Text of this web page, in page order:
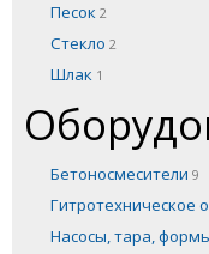
Песок 2
Стекло 2
Шлак 1
Бетоносмесители 9
Гитротехническое
Насосы, тара,